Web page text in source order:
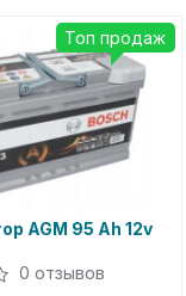
AGM 95 Ah 12v
0 отзывов
Топ продаж